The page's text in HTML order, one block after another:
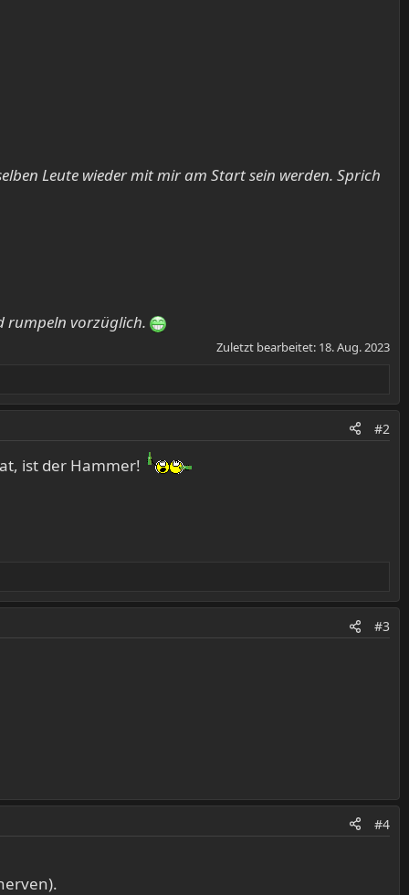
Leute wieder mit mir am Start sein werden. Sprich
rumpeln vorzüglich.
Zuletzt bearbeitet: 18. Aug. 2023
#2
ist der Hammer!
#3
#4